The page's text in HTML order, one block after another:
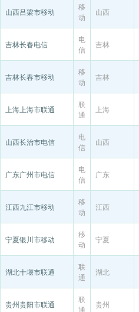
山西吕梁市移动
移
动
山西
吉林长春电信
电
信
吉林
吉林长春市移动
移
动
吉林
上海上海市联通
联
通
上海
山西长治市电信
电
信
山西
广东广州市电信
电
信
广东
江西九江市移动
移
动
江西
宁夏银川市移动
移
动
宁夏
湖北十堰市联通
联
通
湖北
贵州贵阳市联通
联
通
贵州